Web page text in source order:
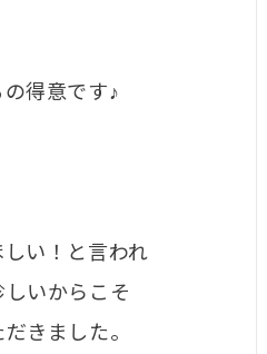
得意です♪
い！と言われ
いからこそ
きました。